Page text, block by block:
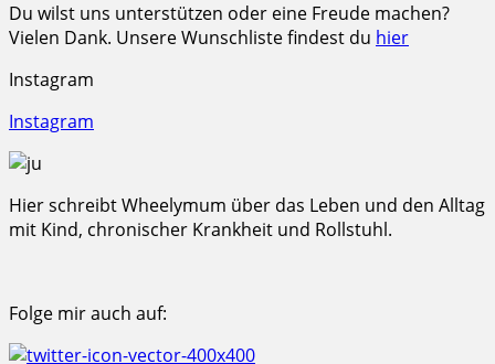
Du wilst uns unterstützen oder eine Freude machen?
Vielen Dank. Unsere Wunschliste findest du hier
Instagram
Instagram
Hier schreibt Wheelymum über das Leben und den Alltag
mit Kind, chronischer Krankheit und Rollstuhl.
Folge mir auch auf: